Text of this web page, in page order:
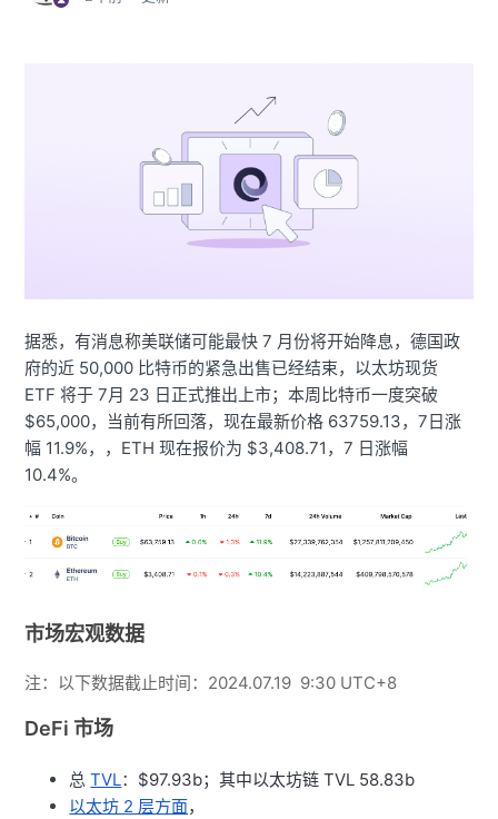
据悉，有消息称美联储可能最快 7 月份将开始降息，德国政
府的近 50,000 比特币的紧急出售已经结束，以太坊现货
ETF 将于 7月 23 日正式推出上市；本周比特币一度突破
$65,000，当前有所回落，现在最新价格 63759.13，7日涨
幅 11.9%，，ETH 现在报价为 $3,408.71，7 日涨幅
10.4%。
市场宏观数据
注：以下数据截止时间：2024.07.19 9:30 UTC+8
DeFi 市场
总TVL： $97.93b；其中以太坊链 TVL 58.83b
以太坊 2 层方面，